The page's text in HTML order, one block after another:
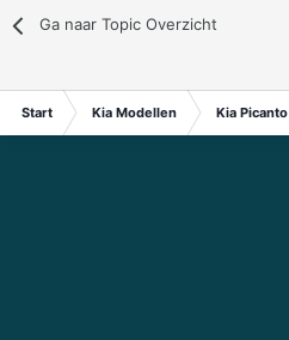
Ga naar Topic Overzicht
Start Kia Modellen Kia Picanto